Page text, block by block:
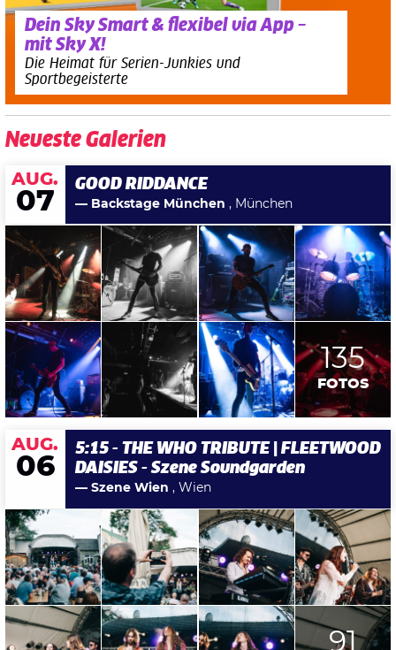
Dein Sky Smart & flexibel via App –
mit Sky X!
Die Heimat für Serien-Junkies und
Sportbegeisterte
Neueste Galerien
AUG.
07
GOOD RIDDANCE
— Backstage München , München
135
FOTOS
AUG.
06
5:15 - THE WHO TRIBUTE | FLEETWOOD
DAISIES - Szene Soundgarden
— Szene Wien , Wien
91